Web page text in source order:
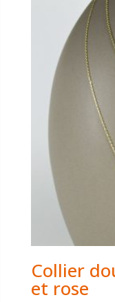
Collier
et rose